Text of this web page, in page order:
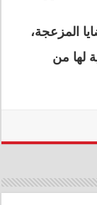
المزعجة،
لها من